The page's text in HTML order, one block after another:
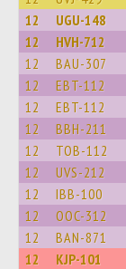
12 UGU-148
12 HVH-712
12 BAU-307
12 EBT-112
12 EBT-112
12 BBH-211
12 TOB-112
12 UVS-212
12 IBB-100
12 OOC-312
12 BAN-871
12 KJP-101